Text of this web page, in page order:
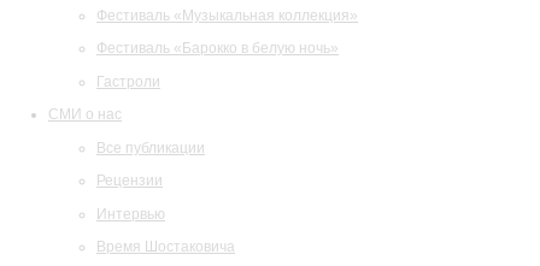
Фестиваль «Музыкальная коллекция»
Фестиваль «Барокко в белую ночь»
Гастроли
СМИ о нас
Все публикации
Рецензии
Интервью
Время Шостаковича